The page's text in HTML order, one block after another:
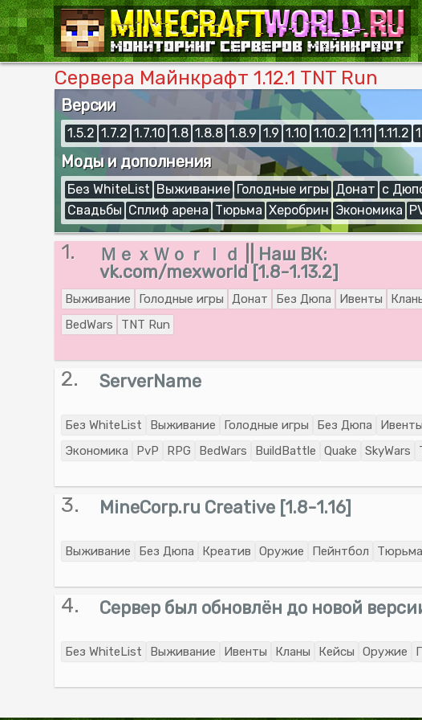
Сервера Майнкрафт 1.12.1 TNT Run
Версии
1.5.2 1.7.2 1.7.10 1.8 1.8.8 1.8.9 1.9 1.10 1.10.2 1.11 1.11.2
Моды и дополнения
Без WhiteList Выживание Голодные игры Донат с
Свадьбы Сплиф арена Тюрьма Херобрин Экономика
1.
ＭｅｘＷｏｒｌｄ || Наш ВК:
vk.com/mexworld [1.8-1.13.2]
Выживание Голодные игры Донат Без Дюпа Ивенты
BedWars
TNT Run
2. ServerName
Без WhiteList Выживание Голодные игры Без Дюпа Ивенты
Экономика
PvP RPG BedWars BuildBattle Quake SkyWars
3. MineCorp.ru Creative [1.8-1.16]
Выживание Без Дюпа Креатив Оружие Пейнтбол Тюрьма
4. Сервер был обновлён до новой
Без WhiteList Выживание Ивенты Кланы Кейсы Оружие